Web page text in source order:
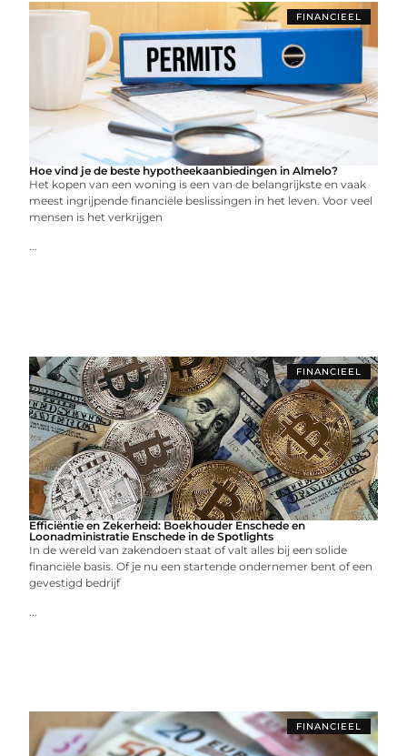
FINANCIEEL
Hoe vind je de beste hypotheekaanbiedingen in Almelo?
Het kopen van een woning is een van de belangrijkste en vaak
meest ingrijpende financiële beslissingen in het leven. Voor veel
mensen is het verkrijgen
...
FINANCIEEL
Efficiëntie en Zekerheid: Boekhouder Enschede en
Loonadministratie Enschede in de Spotlights
In de wereld van zakendoen staat of valt alles bij een solide
financiële basis. Of je nu een startende ondernemer bent of een
gevestigd bedrijf
...
FINANCIEEL